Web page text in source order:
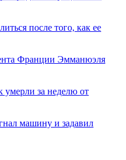
после того, как ее
Франции Эмманюэля
умерли за неделю от
машину и задавил